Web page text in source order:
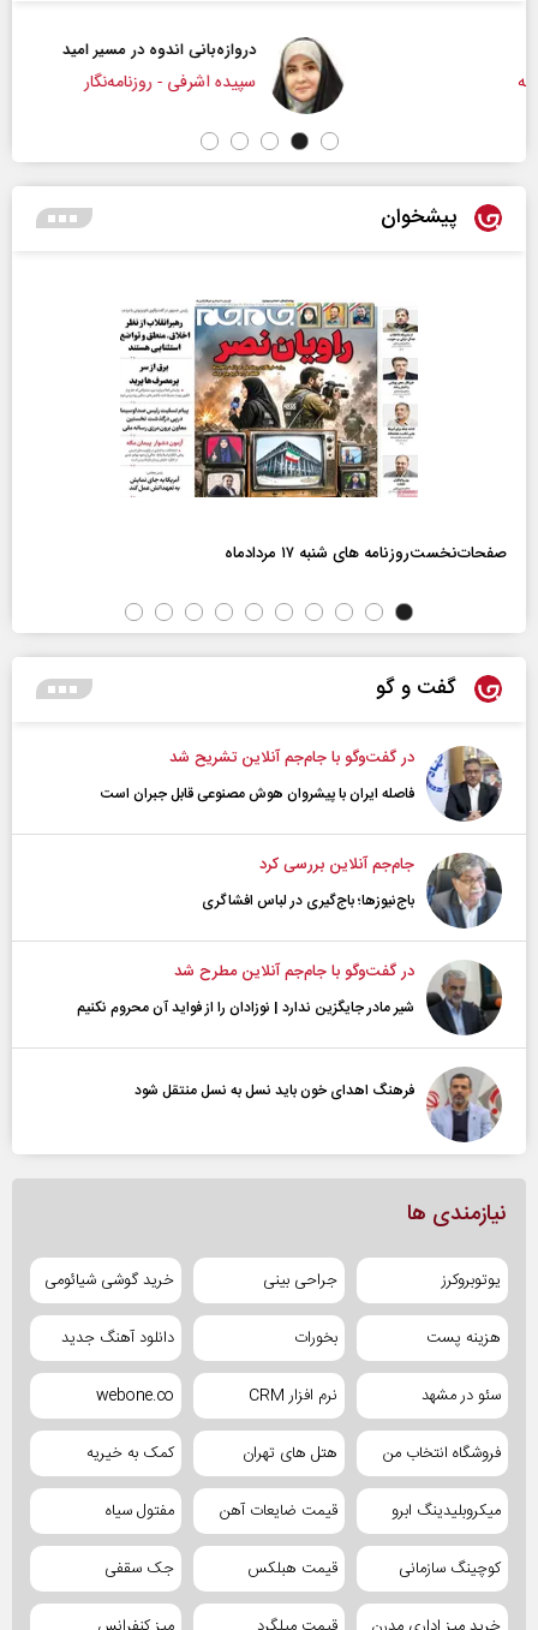
دروازه‌بانی اندوه در مسیر امید
سپیده اشرفی - روزنامه‌نگار
پیشخوان
صفحات‌نخست‌روزنامه ها‌ی شنبه ۱۷ مردادماه
گفت و گو
در گفت‌و‌گو با جام‌جم آنلاین تشریح شد
فاصله ایران با پیشرو‌ان هوش مصنوعی قابل جبران است
جام‌جم آنلاین بررسی کرد
باج‌نیوزها؛ باج‌گیری در لباس افشاگری
در گفت‌و‌گو با جام‌جم آنلاین مطرح شد
شیر مادر جایگزین ندارد | نوزادان را از فواید آن محروم نکنیم
فرهنگ اهدای خون باید نسل به نسل منتقل شود
نیازمندی ها
یوتوبروکرز جراحی بینی خرید گوشی شیائومی
هزینه پست بخورات دانلود آهنگ جدید
سئو در مشهد نرم افزار CRM webone.co
فروشگاه انتخاب من هتل های تهران کمک به خیریه
میکروبلیدینگ ابرو قیمت ضایعات آهن مفتول سیاه
کوچینگ سازمانی قیمت هبلکس جک سقفی